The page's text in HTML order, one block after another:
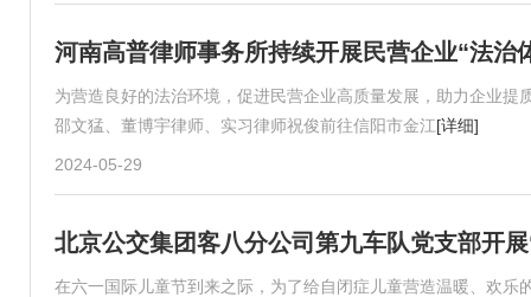
河南高普律师事务所持续开展民营企业“法治
为营造良好的法治环境，促进民营企业高质量发展，助力企业
邵文猛、董博宇律师、实习律师祝俊前往信阳市金江[详细]
2024-05-29
北京公交集团客八分公司第九车队党支部开
在六一国际儿童节到来之际，为了给自闭症儿童营造温暖、欢